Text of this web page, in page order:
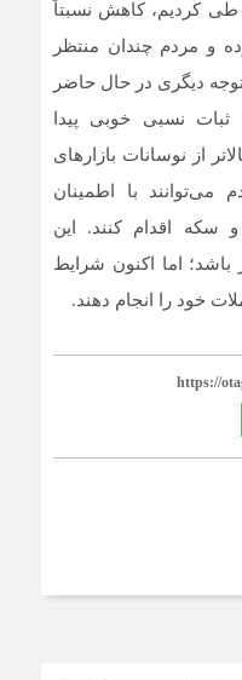
طی کردیم، کاهش نسبتاً
و مردم چندان منتظر
دیگری در حال حاضر
نسبی خوبی پیدا
از نوسانات بازارهای
می‌توانند با اطمینان
سکه اقدام کنند. این
اما اکنون شرایط
خود را انجام دهند.
https://